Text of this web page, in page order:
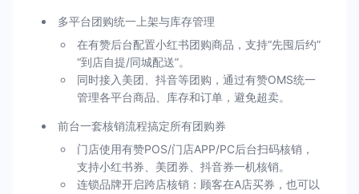
多平台团购统一上架与库存管理
在有赞后台配置小红书团购商品，支持“先囤后约”
“到店自提/同城配送”。
同时接入美团、抖音等团购，通过有赞OMS统一
管理各平台商品、库存和订单，避免超卖。
前台一套核销流程搞定所有团购券
门店使用有赞POS/门店APP/PC后台扫码核销，
支持小红书券、美团券、抖音券一机核销。
连锁品牌开启跨店核销：顾客在A店买券，也可以